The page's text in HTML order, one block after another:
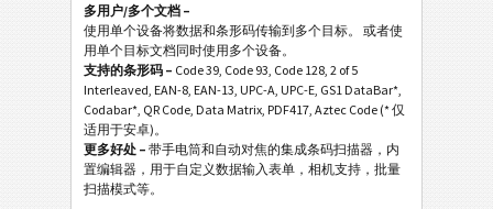
多用户/多个文档 –
使用单个设备将数据和条形码传输到多个目标。 或者使
用单个目标文档同时使用多个设备。
支持的条形码 – Code 39, Code 93, Code 128, 2 of 5
Interleaved, EAN-8, EAN-13, UPC-A, UPC-E, GS1 DataBar*,
Codabar*, QR Code, Data Matrix, PDF417, Aztec Code (* 仅
适用于安卓)。
更多好处 – 带手电筒和自动对焦的集成条码扫描器，内
置编辑器，用于自定义数据输入表单，相机支持，批量
扫描模式等。